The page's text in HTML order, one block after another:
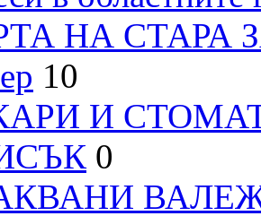
НА СТАРА
10
И
0
ВАЛЕЖИ